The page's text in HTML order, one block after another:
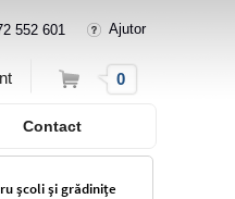
552 601 Ajutor
Cos 0
Contact
școli și grădinițe